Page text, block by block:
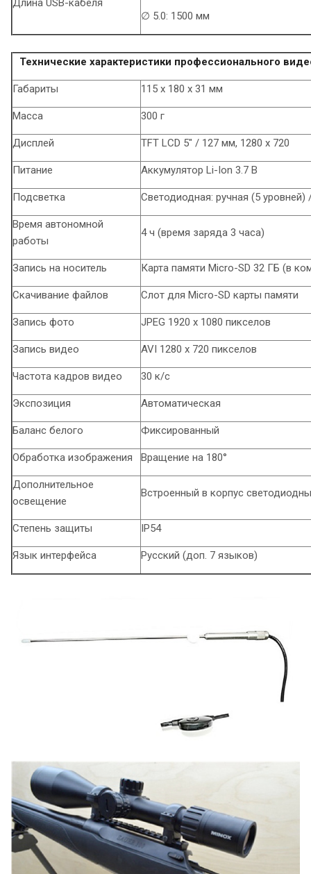
Длина USB-кабеля
∅ 5.0: 1500 мм
Технические характеристики профессионального
Габариты 115 x 180 x 31 мм
Масса 300 г
Дисплей TFT LCD 5" / 127 мм, 1280 x 720
Питание Аккумулятор Li-Ion 3.7 В
Подсветка Светодиодная: ручная (5 уровней)
Время автономной
работы
4 ч (время заряда 3 часа)
Запись на носитель Карта памяти Micro-SD 32 ГБ (в
Скачивание файлов Cлот для Micro-SD карты памяти
Запись фото JPEG 1920 х 1080 пикселов
Запись видео AVI 1280 х 720 пикселов
Частота кадров видео 30 к/с
Экспозиция Автоматическая
Баланс белого Фиксированный
Обработка изображения Вращение на 180°
Дополнительное
освещение
Встроенный в корпус
Степень защиты IP54
Язык интерфейса Русский (доп. 7 языков)